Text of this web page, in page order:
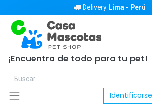
Delivery Lima - Perú
¡Encuentra de todo para tu pet!
Identificarse